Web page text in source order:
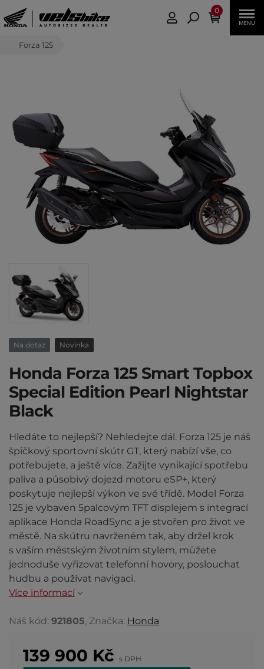
0
Forza 125
Na dotaz Novinka
Honda Forza 125 Smart Topbox
Special Edition Pearl Nightstar
Black
Hledáte to nejlepší? Nehledejte dál. Forza 125 je náš
špičkový sportovní skútr GT, který nabízí vše, co
potřebujete, a ještě více. Zažijte vynikající spotřebu
paliva a působivý dojezd motoru eSP+, který
poskytuje nejlepší výkon ve své třídě. Model Forza
125 je vybaven 5palcovým TFT displejem s integrací
aplikace Honda RoadSync a je stvořen pro život ve
městě. Na skútru navrženém tak, aby držel krok
s vaším městským životním stylem, můžete
jednoduše vyřizovat telefonní hovory, poslouchat
hudbu a používat navigaci.
Více informací
Náš kód: 921805, Značka: Honda
139 900 Kč s DPH